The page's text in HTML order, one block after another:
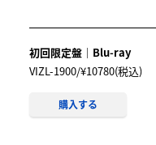
初回限定盤｜Blu-ray
VIZL-1900/¥10780(税込)
購入する